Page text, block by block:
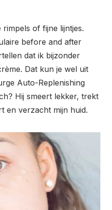
of fijne lijntjes.
before and after
dat ik bijzonder
Dat kun je wel uit
Auto-Replenishing
Hij smeert lekker, trekt
en verzacht mijn huid.